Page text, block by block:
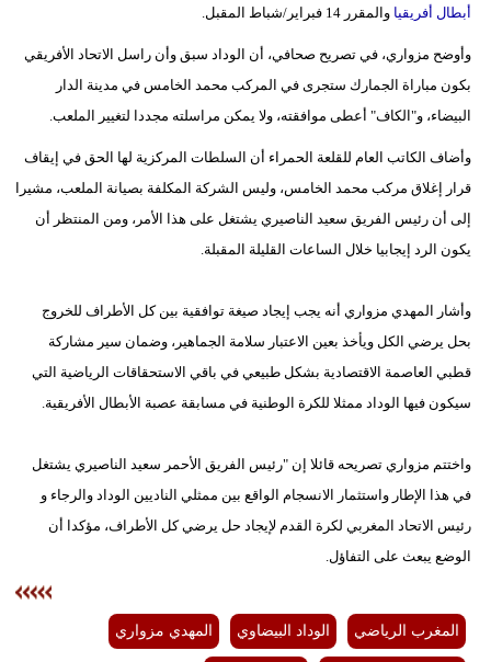
وتكنولوجيا
مدوَّنات
أبراج
سيارات
أبطال أفريقياوالمقرر 14 فبراير/شباط المقبل.
وأوضح مزواري، في تصريح صحافي، أن الوداد سبق وأن راسل الاتحاد الأفريقي
بكون مباراة الجمارك ستجرى في المركب محمد الخامس في مدينة الدار
البيضاء، و"الكاف" أعطى موافقته، ولا يمكن مراسلته مجددا لتغيير الملعب.
وأضاف الكاتب العام للقلعة الحمراء أن السلطات المركزية لها الحق في إيقاف
قرار إغلاق مركب محمد الخامس، وليس الشركة المكلفة بصيانة الملعب، مشيرا
إلى أن رئيس الفريق سعيد الناصيري يشتغل على هذا الأمر، ومن المنتظر أن
يكون الرد إيجابيا خلال الساعات القليلة المقبلة.
وأشار المهدي مزواري أنه يجب إيجاد صيغة توافقية بين كل الأطراف للخروج
بحل يرضي الكل ويأخذ بعين الاعتبار سلامة الجماهير، وضمان سير مشاركة
قطبي العاصمة الاقتصادية بشكل طبيعي في باقي الاستحقاقات الرياضية التي
سيكون فيها الوداد ممثلا للكرة الوطنية في مسابقة عصبة الأبطال الأفريقية.
واختتم مزواري تصريحه قائلا إن "رئيس الفريق الأحمر سعيد الناصيري يشتغل
في هذا الإطار واستثمار الانسجام الواقع بين ممثلي الناديين الوداد والرجاء و
رئيس الاتحاد المغربي لكرة القدم لإيجاد حل يرضي كل الأطراف، مؤكدا أن
الوضع يبعث على التفاؤل.
المغرب الرياضي الوداد البيضاوي المهدي مزواري